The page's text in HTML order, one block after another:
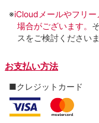
※iCloudメールやフリ
場合がございます。
スをご検討ください
お支払い方法
■クレジットカード